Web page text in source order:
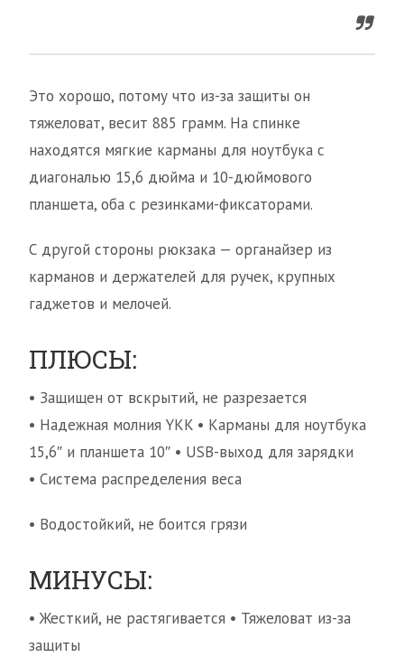
Это хорошо, потому что из-за защиты он
тяжеловат, весит 885 грамм. На спинке
находятся мягкие карманы для ноутбука с
диагональю 15,6 дюйма и 10-дюймового
планшета, оба с резинками-фиксаторами.
С другой стороны рюкзака — органайзер из
карманов и держателей для ручек, крупных
гаджетов и мелочей.
ПЛЮСЫ:
• Защищен от вскрытий, не разрезается
• Надежная молния YKK • Карманы для ноутбука
15,6″ и планшета 10″ • USB-выход для зарядки
• Система распределения веса
• Водостойкий, не боится грязи
МИНУСЫ:
• Жесткий, не растягивается • Тяжеловат из-за
защиты